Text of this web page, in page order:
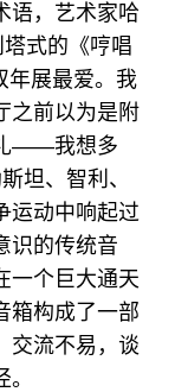
语，艺术家哈
式的《哼唱
年展最爱。我
之前以为是附
——我想多
坦、智利、
运动中响起过
识的传统音
一个巨大通天
箱构成了一部
交流不易，谈